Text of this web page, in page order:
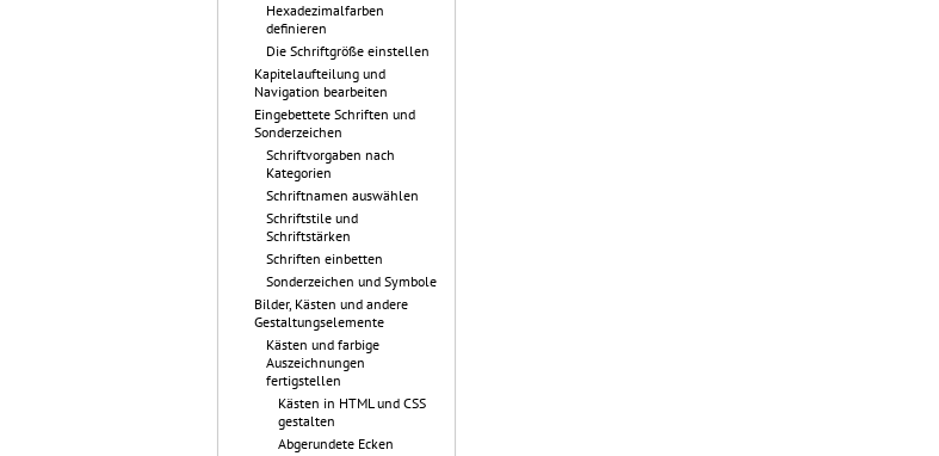
Hexadezimalfarben
definieren
Die Schriftgröße einstellen
Kapitelaufteilung und
Navigation bearbeiten
Eingebettete Schriften und
Sonderzeichen
Schriftvorgaben nach
Kategorien
Schriftnamen auswählen
Schriftstile und
Schriftstärken
Schriften einbetten
Sonderzeichen und Symbole
Bilder, Kästen und andere
Gestaltungselemente
Kästen und farbige
Auszeichnungen
fertigstellen
Kästen in HTML und CSS
gestalten
Abgerundete Ecken